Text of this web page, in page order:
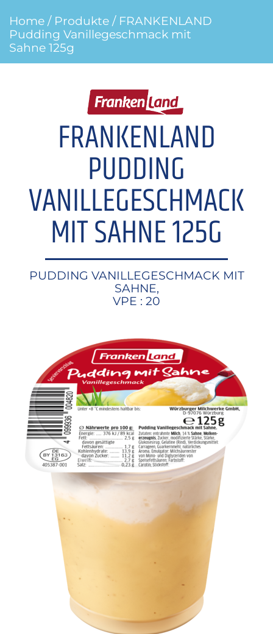
Home / Produkte / FRANKENLAND
Pudding Vanillegeschmack mit
Sahne 125g
FRANKENLAND
PUDDING
VANILLEGESCHMACK
MIT SAHNE 125G
PUDDING VANILLEGESCHMACK MIT
SAHNE,
VPE : 20